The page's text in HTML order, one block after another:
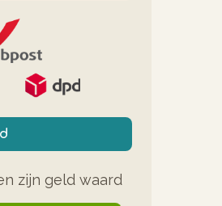
zijn geld waard